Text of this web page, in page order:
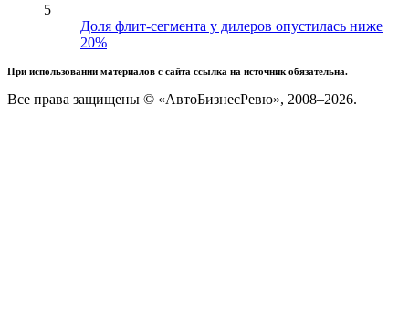
5
Доля флит-сегмента у дилеров опустилась ниже
20%
При использовании материалов с сайта ссылка на источник обязательна.
Все права защищены © «АвтоБизнесРевю», 2008–2026.